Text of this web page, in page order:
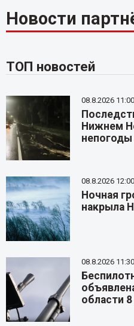
Новости
ТОП новостей
08.8.2026 11:00
Нижнем
непогоды
08.8.2026 12:00
Ночная
накрыла
08.8.2026 11:30
области 8